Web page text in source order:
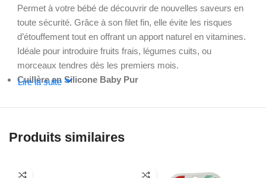
Permet à votre bébé de découvrir de nouvelles saveurs en
toute sécurité. Grâce à son filet fin, elle évite les risques
d’étouffement tout en offrant un apport naturel en vitamines.
Idéale pour introduire fruits frais, légumes cuits, ou
morceaux tendres dès les premiers mois.
Cuillère en Silicone Baby Pur
adaptée à la bouche délicate de bébé. Elle permet une prise
seul grâce à sa texture ergonomique.
Lire la suite
Produits similaires